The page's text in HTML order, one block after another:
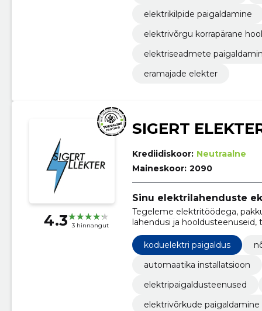
elektrikilpide paigaldamine
elektrivõrgu korrapärane
elektriseadmete
eramajade elekter
4.3 3 hinnangut
SIGERT
Krediidiskoor: Neutraalne
Maineskoor: 2090
Sinu elektrilahenduste
Tegeleme elektritöödega,
lahendusi ja
professionaalse
koduelektri paigaldus
automaatika installatsioon
elektripaigaldusteenused
elektrivõrkude paigaldamine